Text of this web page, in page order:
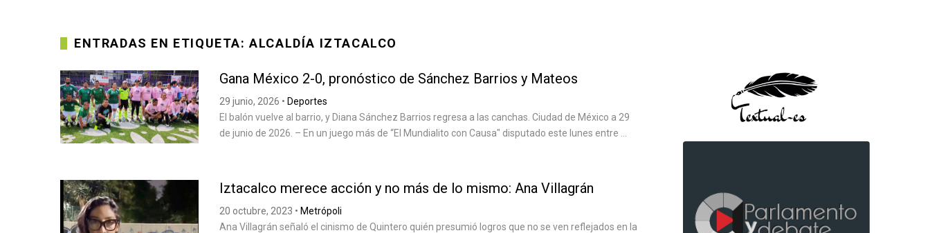
ENTRADAS EN ETIQUETA: ALCALDÍA IZTACALCO
Gana México 2-0, pronóstico de Sánchez Barrios y Mateos
29 junio, 2026 • Deportes
El balón vuelve al barrio, y Diana Sánchez Barrios regresa a las canchas. Ciudad de México a 29
de junio de 2026. – En un juego más de “El Mundialito con Causa" disputado este lunes entre ...
Iztacalco merece acción y no más de lo mismo: Ana Villagrán
20 octubre, 2023 • Metrópoli
Ana Villagrán señaló el cinismo de Quintero quién presumió logros que no se ven reflejados en la